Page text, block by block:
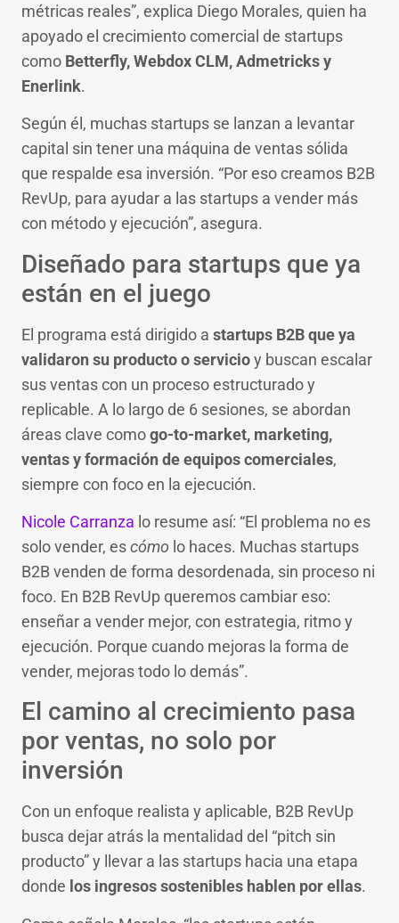
métricas reales”, explica Diego Morales, quien ha
apoyado el crecimiento comercial de startups
como Betterfly, Webdox CLM, Admetricks y
Enerlink.
Según él, muchas startups se lanzan a levantar
capital sin tener una máquina de ventas sólida
que respalde esa inversión. “Por eso creamos B2B
RevUp, para ayudar a las startups a vender más
con método y ejecución”, asegura.
Diseñado para startups que ya
están en el juego
El programa está dirigido a startups B2B que ya
validaron su producto o servicioy buscan escalar
sus ventas con un proceso estructurado y
replicable. A lo largo de 6 sesiones, se abordan
áreas clave comogo-to-market, marketing,
ventas y formación de equipos comerciales,
siempre con foco en la ejecución.
Nicole Carranza lo resume así: “El problema no es
solo vender, escómo lo haces. Muchas startups
B2B venden de forma desordenada, sin proceso ni
foco. En B2B RevUp queremos cambiar eso:
enseñar a vender mejor, con estrategia, ritmo y
ejecución. Porque cuando mejoras la forma de
vender, mejoras todo lo demás”.
El camino al crecimiento pasa
por ventas, no solo por
inversión
Con un enfoque realista y aplicable, B2B RevUp
busca dejar atrás la mentalidad del “pitch sin
producto” y llevar a las startups hacia una etapa
donde los ingresos sostenibles hablen por ellas.